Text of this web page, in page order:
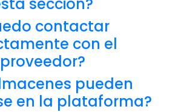
contactar
con el
proveedor?
pueden
en la plataforma?